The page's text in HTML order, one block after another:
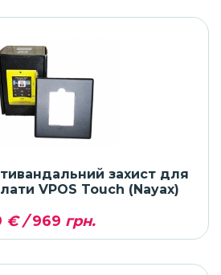
захист для
VPOS Touch (Nayax)
€ /969 грн.